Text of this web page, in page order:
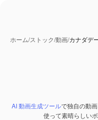
ホーム/ストック/動画/カナダデ
AI 動画生成ツールで独自の動
使って素晴らしい